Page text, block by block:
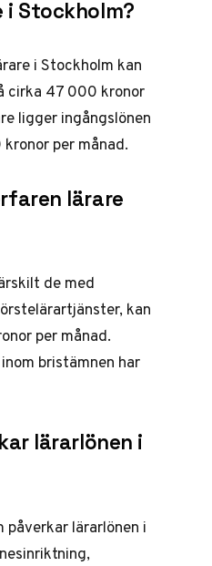
i Stockholm?
i Stockholm kan
cirka 47 000 kronor
ligger ingångslönen
per månad.
lärare
de med
kan
per månad.
bristämnen har
lärarlönen i
lärarlönen i